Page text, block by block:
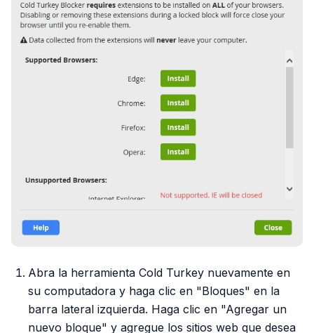
Abra la herramienta Cold Turkey nuevamente en
su computadora y haga clic en "Bloques" en la
barra lateral izquierda. Haga clic en "Agregar un
nuevo bloque" y agregue los sitios web que desea